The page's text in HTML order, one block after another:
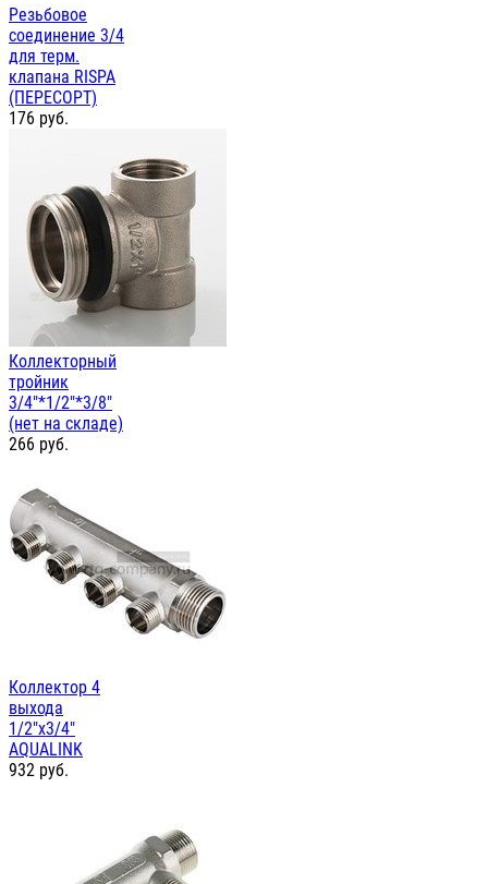
Резьбовое
соединение 3/4
для терм.
клапана RISPA
(ПЕРЕСОРТ)
176 руб.
Коллекторный
тройник
3/4"*1/2"*3/8"
(нет на складе)
266 руб.
Коллектор 4
выхода
1/2"х3/4"
AQUALINK
932 руб.